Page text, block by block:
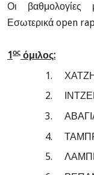
Οι
Εσωτερικά open
1οςόμιλος:
1.
2.
3.
4.
5.